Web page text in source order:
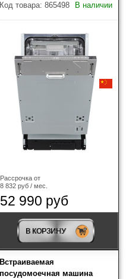
Код товара: 865498 В наличии
Рассрочка от
8 832 руб / мес.
52 990 руб
В КОРЗИНУ
Встраиваемая
посудомоечная машина